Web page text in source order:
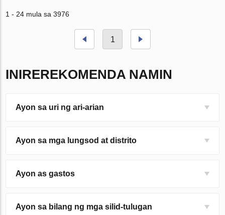
1 - 24 mula sa 3976
1
INIREREKOMENDA NAMIN
Ayon sa uri ng ari-arian
Ayon sa mga lungsod at distrito
Ayon as gastos
Ayon sa bilang ng mga silid-tulugan